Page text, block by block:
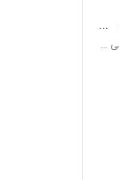
گوگل فارسی : اولین آگهی نامه فارسی با دامنه فارسی